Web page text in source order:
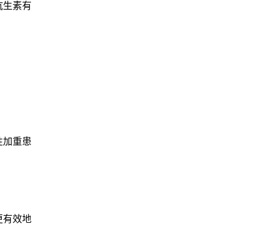
素有
重患
效地